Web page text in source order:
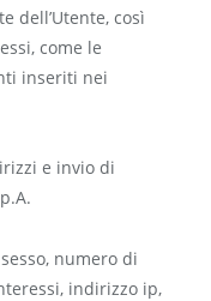
dell’Utente, così
come le
inseriti nei
e invio di
numero di
indirizzo ip,